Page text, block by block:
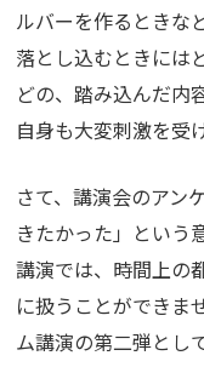
ルバーを作るときな
落とし込むときには
どの、踏み込んだ内
自身も大変刺激を受
さて、講演会のアン
きたかった」という
講演では、時間上の
に扱うことができま
ム講演の第二弾とし